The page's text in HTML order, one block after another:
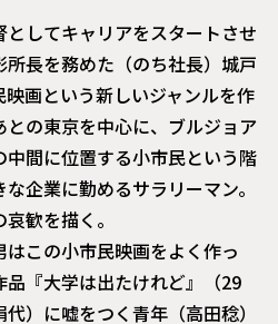
してキャリアをスタートさせ
長を務めた（のち社長）城戸
画という新しいジャンルを作
との東京を中心に、ブルジョア
間に位置する小市民という階
企業に勤めるサラリーマン。
歓を描く。
この小市民映画をよく作っ
『大学は出たけれど』（29
）に嘘をつく青年（高田稔）